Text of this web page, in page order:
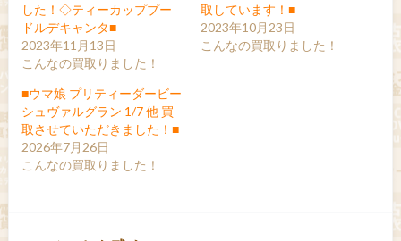
した！◇ティーカッププー
ドルデキャンタ■
2023年11月13日
こんなの買取りました！
取しています！■
2023年10月23日
こんなの買取りました！
■ウマ娘 プリティーダービー
シュヴァルグラン 1/7 他 買
取させていただきました！■
2026年7月26日
こんなの買取りました！